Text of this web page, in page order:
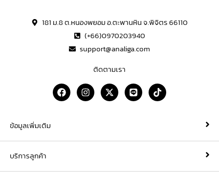
181 ม.8 ต.หนองพยอม อ.ตะพานหิน จ.พิจิตร 66110
(+66)0970203940
support@analiga.com
ติดตามเรา
F
a
c
o
I
n
s
r
X
-
t
t
L
i
n
T
i
k
ข้อมูลเพิ่มเติม
บริการลูกค้า